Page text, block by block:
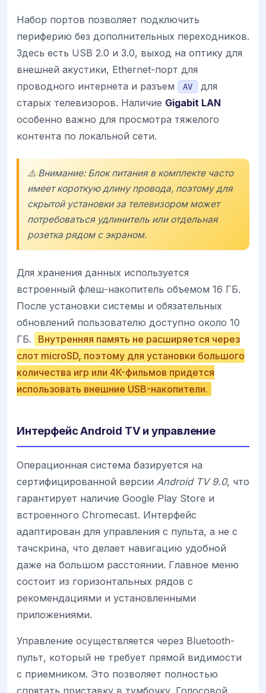
Набор портов позволяет подключить
периферию без дополнительных переходников.
Здесь есть USB 2.0 и 3.0, выход на оптику для
внешней акустики, Ethernet-порт для
проводного интернета и разъем
AV
для
старых телевизоров. Наличие Gigabit LAN
особенно важно для просмотра тяжелого
контента по локальной сети.
⚠️ Внимание: Блок питания в комплекте часто
имеет короткую длину провода, поэтому для
скрытой установки за телевизором может
потребоваться удлинитель или отдельная
розетка рядом с экраном.
Для хранения данных используется
встроенный флеш-накопитель объемом 16 ГБ.
После установки системы и обязательных
обновлений пользователю доступно около 10
ГБ.
Внутренняя память не расширяется через
слот microSD, поэтому для установки большого
количества игр или 4K-фильмов придется
использовать внешние USB-накопители.
Интерфейс Android TV и управление
Операционная система базируется на
сертифицированной версии Android TV 9.0, что
гарантирует наличие Google Play Store и
встроенного Chromecast. Интерфейс
адаптирован для управления с пульта, а не с
тачскрина, что делает навигацию удобной
даже на большом расстоянии. Главное меню
состоит из горизонтальных рядов с
рекомендациями и установленными
приложениями.
Управление осуществляется через Bluetooth-
пульт, который не требует прямой видимости
с приемником. Это позволяет полностью
спрятать приставку в тумбочку. Голосовой